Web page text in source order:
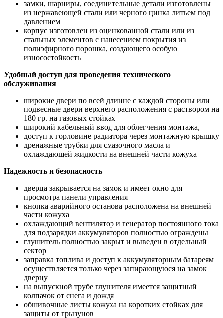
замки, шарниры, соединительные детали изготовлены
из нержавеющей стали или черного цинка литьем под
давлением
корпус изготовлен из оцинкованной стали или из
стальных элементов с нанесением покрытия из
полиэфирного порошка, создающего особую
износостойкость
Удобный доступ для проведения технического
обслуживания
широкие двери по всей длинне с каждой стороны или
подвесные двери верхнего расположения с раствором на
180 гр. на газовых стойках
широкий кабельный ввод для облегчения монтажа,
доступ к горловине радиатора через монтажную крышку
дренажные трубки для смазочного масла и
охлаждающей жидкости на внешней части кожуха
Надежность и безопасность
дверца закрывается на замок и имеет окно для
просмотра панели управления
кнопка аварийного останова расположена на внешней
части кожуха
охлаждающий вентилятор и генератор постоянного тока
для подзарядки аккумуляторов полностью ограждены
глушитель полностью закрыт и выведен в отдельный
сектор
заправка топлива и доступ к аккумуляторным батареям
осуществляется только через запирающуюся на замок
дверцу
на выпускной трубе глушителя имеется защитный
колпачок от снега и дождя
обшивочные листы кожуха на коротких стойках для
защиты от грызунов